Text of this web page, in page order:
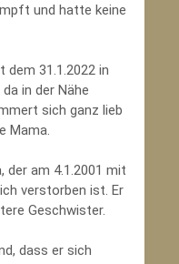
und hatte keine
dem 31.1.2022 in
in der Nähe
sich ganz lieb
Mama.
am 4.1.2001 mit
verstorben ist. Er
Geschwister.
dass er sich